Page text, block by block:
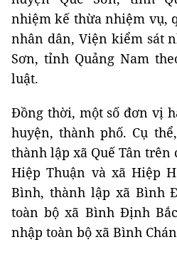
nhiệm kế thừa nhiệm vụ,
nhân dân, Viện kiểm sát
Sơn, tỉnh Quảng Nam
luật.
Đồng thời, một số đơn vị
huyện, thành phố. Cụ
thành lập xã Quế Tân trên
Hiệp Thuận và xã Hiệp
Bình, thành lập xã Bình
toàn bộ xã Bình Định
nhập toàn bộ xã Bình